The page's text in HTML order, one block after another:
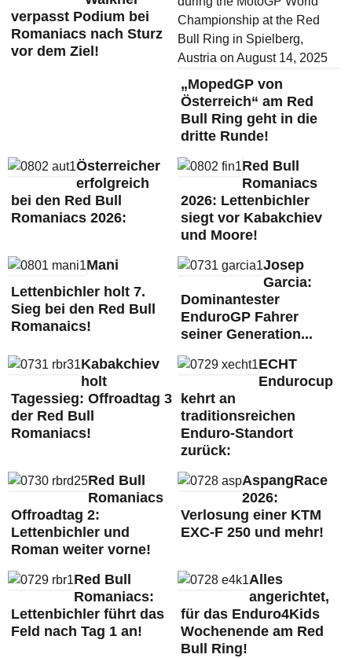
verpasst Podium bei
Romaniacs nach Sturz
vor dem Ziel!
„MopedGP von
Österreich“ am Red
Bull Ring geht in die
dritte Runde!
Österreicher
erfolgreich
bei den Red Bull
Romaniacs 2026:
Red Bull
Romaniacs
2026: Lettenbichler
siegt vor Kabakchiev
und Moore!
Mani
Lettenbichler holt 7.
Sieg bei den Red Bull
Romanaics!
Josep
Garcia:
Dominantester
EnduroGP Fahrer
seiner Generation...
Kabakchiev
holt
Tagessieg: Offroadtag 3
der Red Bull
Romaniacs!
ECHT
Endurocup
kehrt an
traditionsreichen
Enduro-Standort
zurück:
Red Bull
Romaniacs
Offroadtag 2:
Lettenbichler und
Roman weiter vorne!
AspangRace
2026:
Verlosung einer KTM
EXC-F 250 und mehr!
Red Bull
Romaniacs:
Lettenbichler führt das
Feld nach Tag 1 an!
Alles
angerichtet,
für das Enduro4Kids
Wochenende am Red
Bull Ring!